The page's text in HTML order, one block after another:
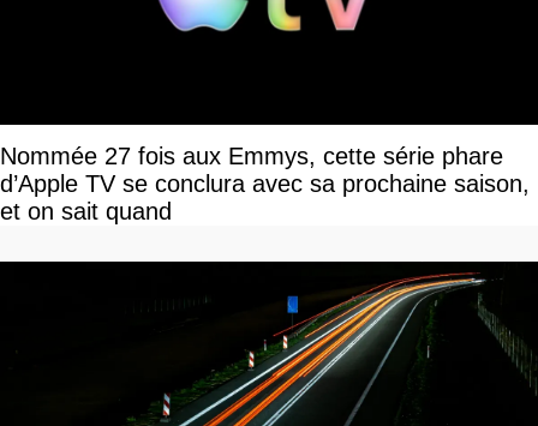
Nommée 27 fois aux Emmys, cette série phare
d’Apple TV se conclura avec sa prochaine saison,
et on sait quand